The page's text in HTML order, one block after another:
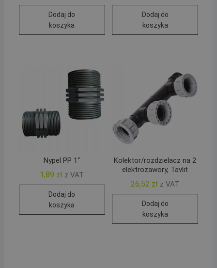
Dodaj do
koszyka
Dodaj do
koszyka
Nypel PP 1“
1,89 zł z VAT
Dodaj do
koszyka
Kolektor/rozdzielacz na 2
elektrozawory, Tavlit
26,52 zł z VAT
Dodaj do
koszyka